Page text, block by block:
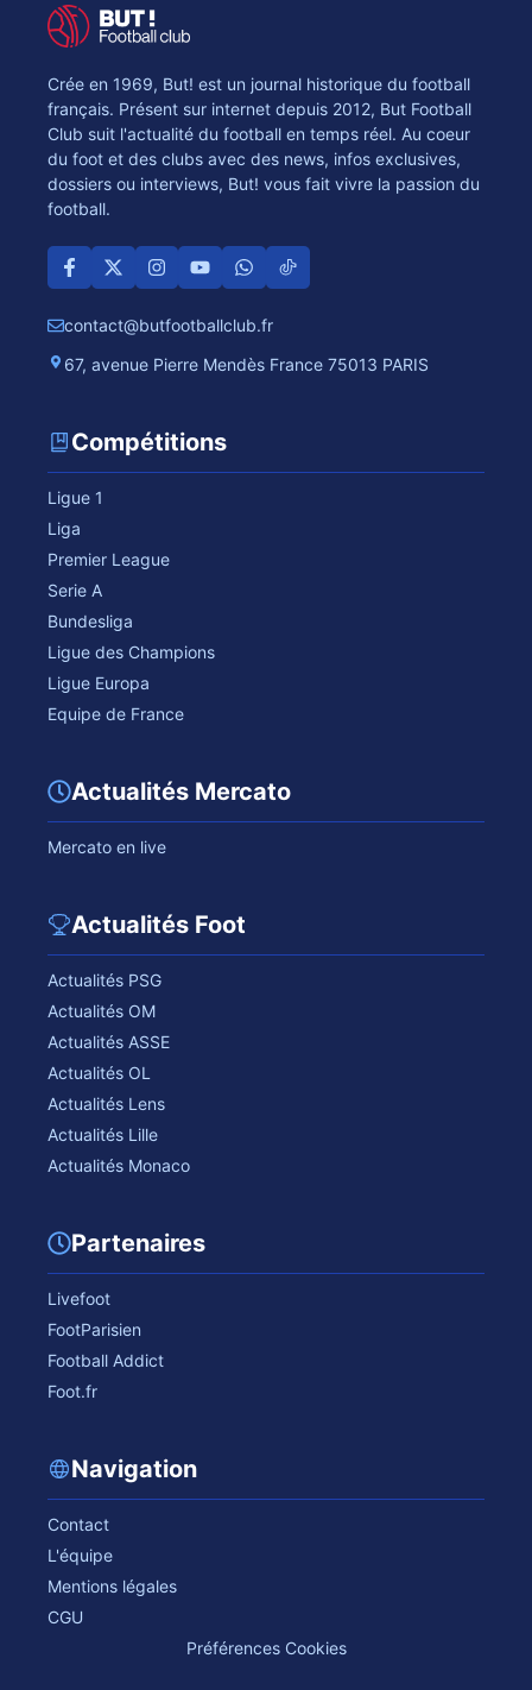
Crée en 1969, But! est un journal historique du football
français. Présent sur internet depuis 2012, But Football
Club suit l'actualité du football en temps réel. Au coeur
du foot et des clubs avec des news, infos exclusives,
dossiers ou interviews, But! vous fait vivre la passion du
football.
contact@butfootballclub.fr
67, avenue Pierre Mendès France 75013 PARIS
Compétitions
Ligue 1
Liga
Premier League
Serie A
Bundesliga
Ligue des Champions
Ligue Europa
Equipe de France
Actualités Mercato
Mercato en live
Actualités Foot
Actualités PSG
Actualités OM
Actualités ASSE
Actualités OL
Actualités Lens
Actualités Lille
Actualités Monaco
Partenaires
Livefoot
FootParisien
Football Addict
Foot.fr
Navigation
Contact
L'équipe
Mentions légales
CGU
Préférences Cookies